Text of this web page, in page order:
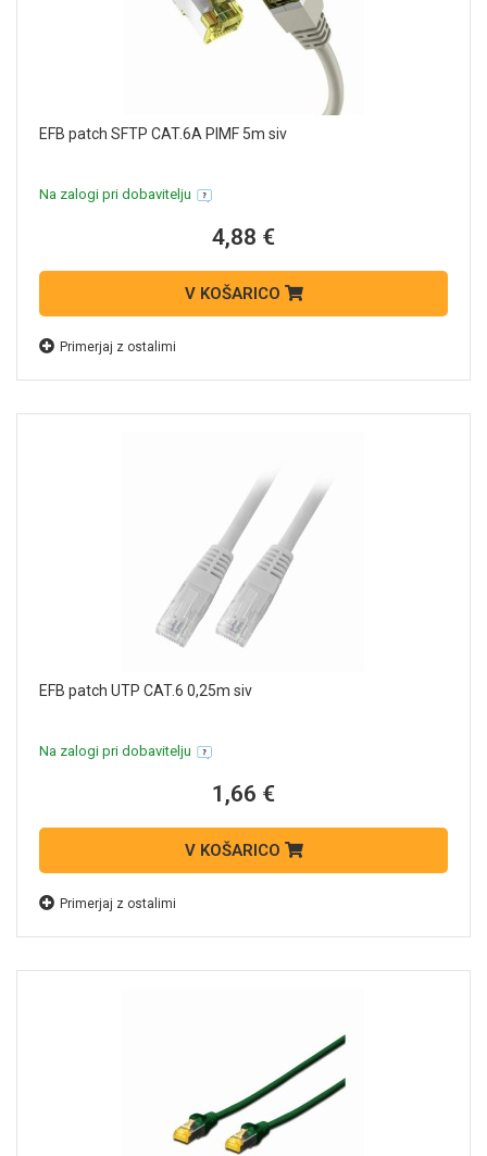
EFB patch SFTP CAT.6A PIMF 5m siv
Na zalogi pri dobavitelju
4,88 €
V KOŠARICO
Primerjaj z ostalimi
EFB patch UTP CAT.6 0,25m siv
Na zalogi pri dobavitelju
1,66 €
V KOŠARICO
Primerjaj z ostalimi